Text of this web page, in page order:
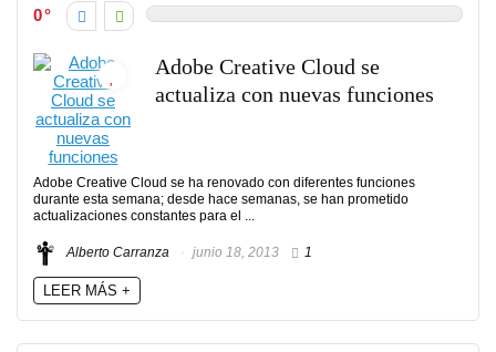
0
Adobe Creative Cloud se
actualiza con nuevas funciones
Adobe Creative Cloud se ha renovado con diferentes funciones
durante esta semana; desde hace semanas, se han prometido
actualizaciones constantes para el ...
Alberto Carranza junio 18, 2013 1
LEER MÁS +